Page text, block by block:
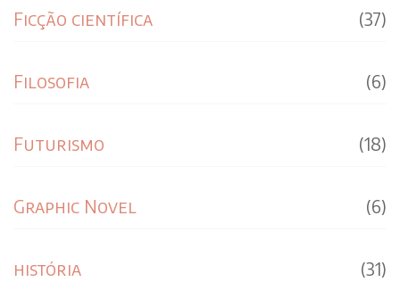
Ficção científica (37)
Filosofia (6)
Futurismo (18)
Graphic Novel (6)
história (31)